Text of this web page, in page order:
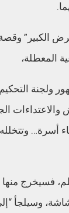
الكبير”
المعطلة،
ولجنة
أسرة…
فسيخرج منها
وسيلجأ